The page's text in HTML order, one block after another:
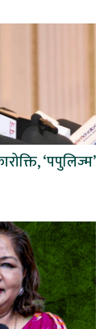
‘पपुलिज्म’